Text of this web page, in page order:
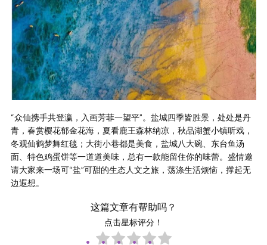
“众仙携手共登瀛，入画芳菲一望平”。盐城四季皆胜景，处处是丹
青，春赏樱花郁金花海，夏看鹿王森林纳凉，秋品湖蟹小镇听戏，
冬观仙鹤梦舞红毯；大街小巷都是美食，盐城八大碗、东台鱼汤
面、特色鸡蛋饼等一道道美味，总有一款能留住你的味蕾。盛情邀
请大家来一场可“盐”可甜的生态人文之旅，荡涤生活烦恼，撑起无
边遐想。
这篇文章有帮助吗？
点击星标评分！